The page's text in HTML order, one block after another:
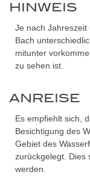
HINWEIS
Je nach
Bach
mitunter
zu sehen ist.
ANREISE
Es empfiehlt sich,
Besichtigung des
Gebiet des
zurückgelegt. Dies
werden.